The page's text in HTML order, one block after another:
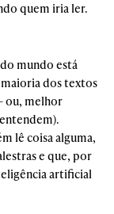
quem iria ler.
mundo está
maioria dos textos
ou, melhor
lê coisa alguma,
e que, por
artificial